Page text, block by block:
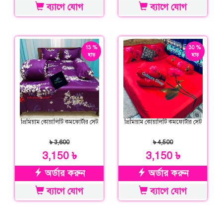
ব্যাগে যোগ
ব্যাগে যোগ
13 %
ছাড়
প্রিমিয়াম কোয়ালিটি কমফোর্টার সেট
৳ 3,600
3,150 ৳
অর্ডার করুন
ব্যাগে যোগ
30 %
ছাড়
প্রিমিয়াম কোয়ালিটি কমফোর্টার সেট
৳ 4,500
3,150 ৳
অর্ডার করুন
ব্যাগে যোগ